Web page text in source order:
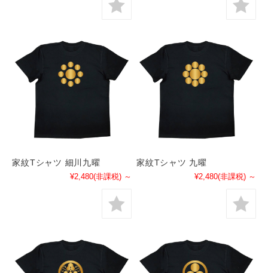
家紋Tシャツ 細川九曜
¥2,480(非課税) ～
家紋Tシャツ 九曜
¥2,480(非課税) ～